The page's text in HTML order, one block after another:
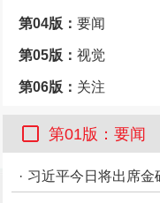
第04版： 要闻
第05版： 视觉
第06版： 关注
第08版：市州观察·广
第09版：思想周刊
第01版：要闻
· 习近平今日将出席